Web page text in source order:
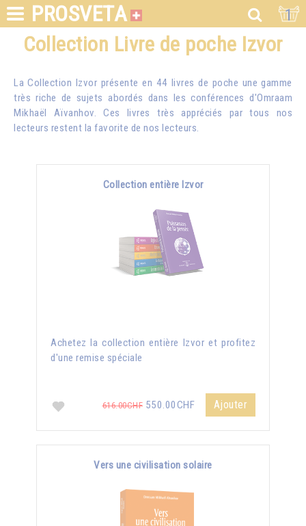
PROSVETA 1
Collection Livre de poche Izvor
La Collection Izvor présente en 44 livres de poche une gamme
très riche de sujets abordés dans les conférences d'Omraam
Mikhaël Aïvanhov. Ces livres très appréciés par tous nos
lecteurs restent la favorite de nos lecteurs.
Collection entière Izvor
Achetez la collection entière Izvor et profitez
d'une remise spéciale
616.00CHF 550.00CHF Ajouter
Vers une civilisation solaire